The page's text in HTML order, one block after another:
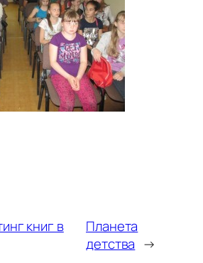
книг в
Планета
детства →